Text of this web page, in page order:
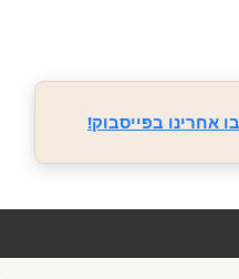
אחרינו בפייסבוק!